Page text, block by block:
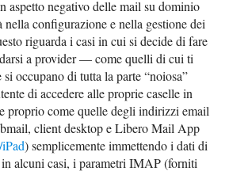
aspetto negativo delle mail su dominio
nella configurazione e nella gestione dei
riguarda i casi in cui si decide di fare
a provider — come quelli di cui ti
occupano di tutta la parte “noiosa”
di accedere alle proprie caselle in
proprio come quelle degli indirizzi email
client desktop e Libero Mail App
) semplicemente immettendo i dati di
in alcuni casi, i parametri IMAP (forniti